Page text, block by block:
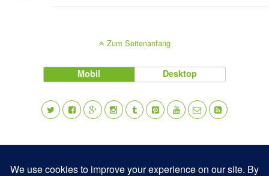
Zum Seitenanfang
Mobil Desktop